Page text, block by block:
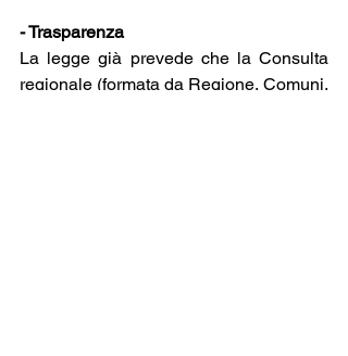
- Trasparenza
La legge già prevede che la Consulta
regionale (formata da Regione, Comuni,